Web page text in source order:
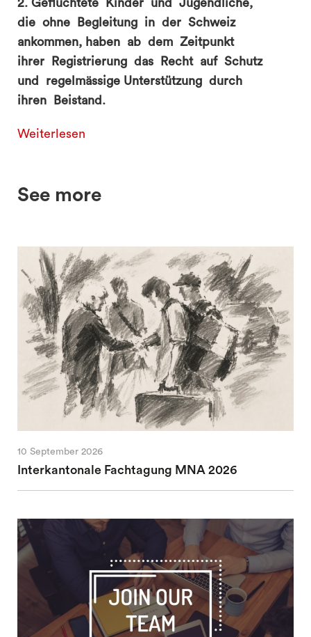
2. Geflüchtete Kinder und Jugendliche,
die ohne Begleitung in der Schweiz
ankommen, haben ab dem Zeitpunkt
ihrer Registrierung das Recht auf Schutz
und regelmässige Unterstützung durch
ihren Beistand.
Weiterlesen
See more
10 September 2026
Interkantonale Fachtagung MNA 2026